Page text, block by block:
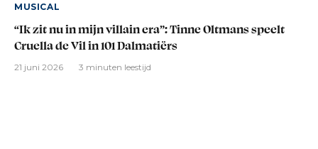
MUSICAL
“Ik zit nu in mijn villain era”: Tinne Oltmans speelt
Cruella de Vil in 101 Dalmatiërs
21 juni 2026 3 minuten leestijd